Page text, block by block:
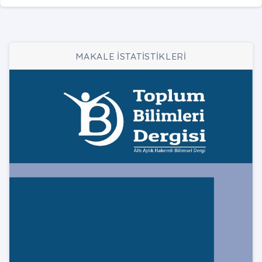
MAKALE İSTATİSTİKLERİ